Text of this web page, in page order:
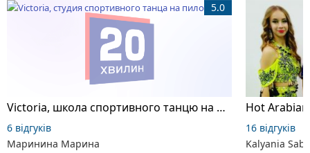
Victoria, школа спортивного танцю на пілоні
5.0
6 відгуків
Маринина Марина
16 відгуків
Kalyania